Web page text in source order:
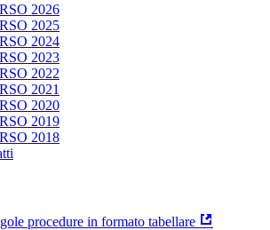
2026
2025
2024
2023
2022
2021
2020
2019
2018
procedure in formato tabellare